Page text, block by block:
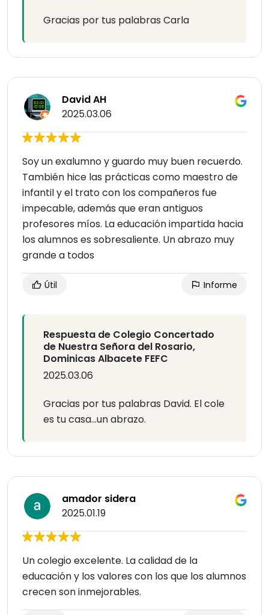
Gracias por tus palabras Carla
David AH
2025.03.06
Soy un exalumno y guardo muy buen recuerdo.
También hice las prácticas como maestro de
infantil y el trato con los compañeros fue
impecable, además que eran antiguos
profesores míos. La educación impartida hacia
los alumnos es sobresaliente. Un abrazo muy
grande a todos
Útil Informe
Respuesta de Colegio Concertado
de Nuestra Señora del Rosario,
Dominicas Albacete FEFC
2025.03.06
Gracias por tus palabras David. El cole
es tu casa...un abrazo.
amador sidera
2025.01.19
Un colegio excelente. La calidad de la
educación y los valores con los que los alumnos
crecen son inmejorables.